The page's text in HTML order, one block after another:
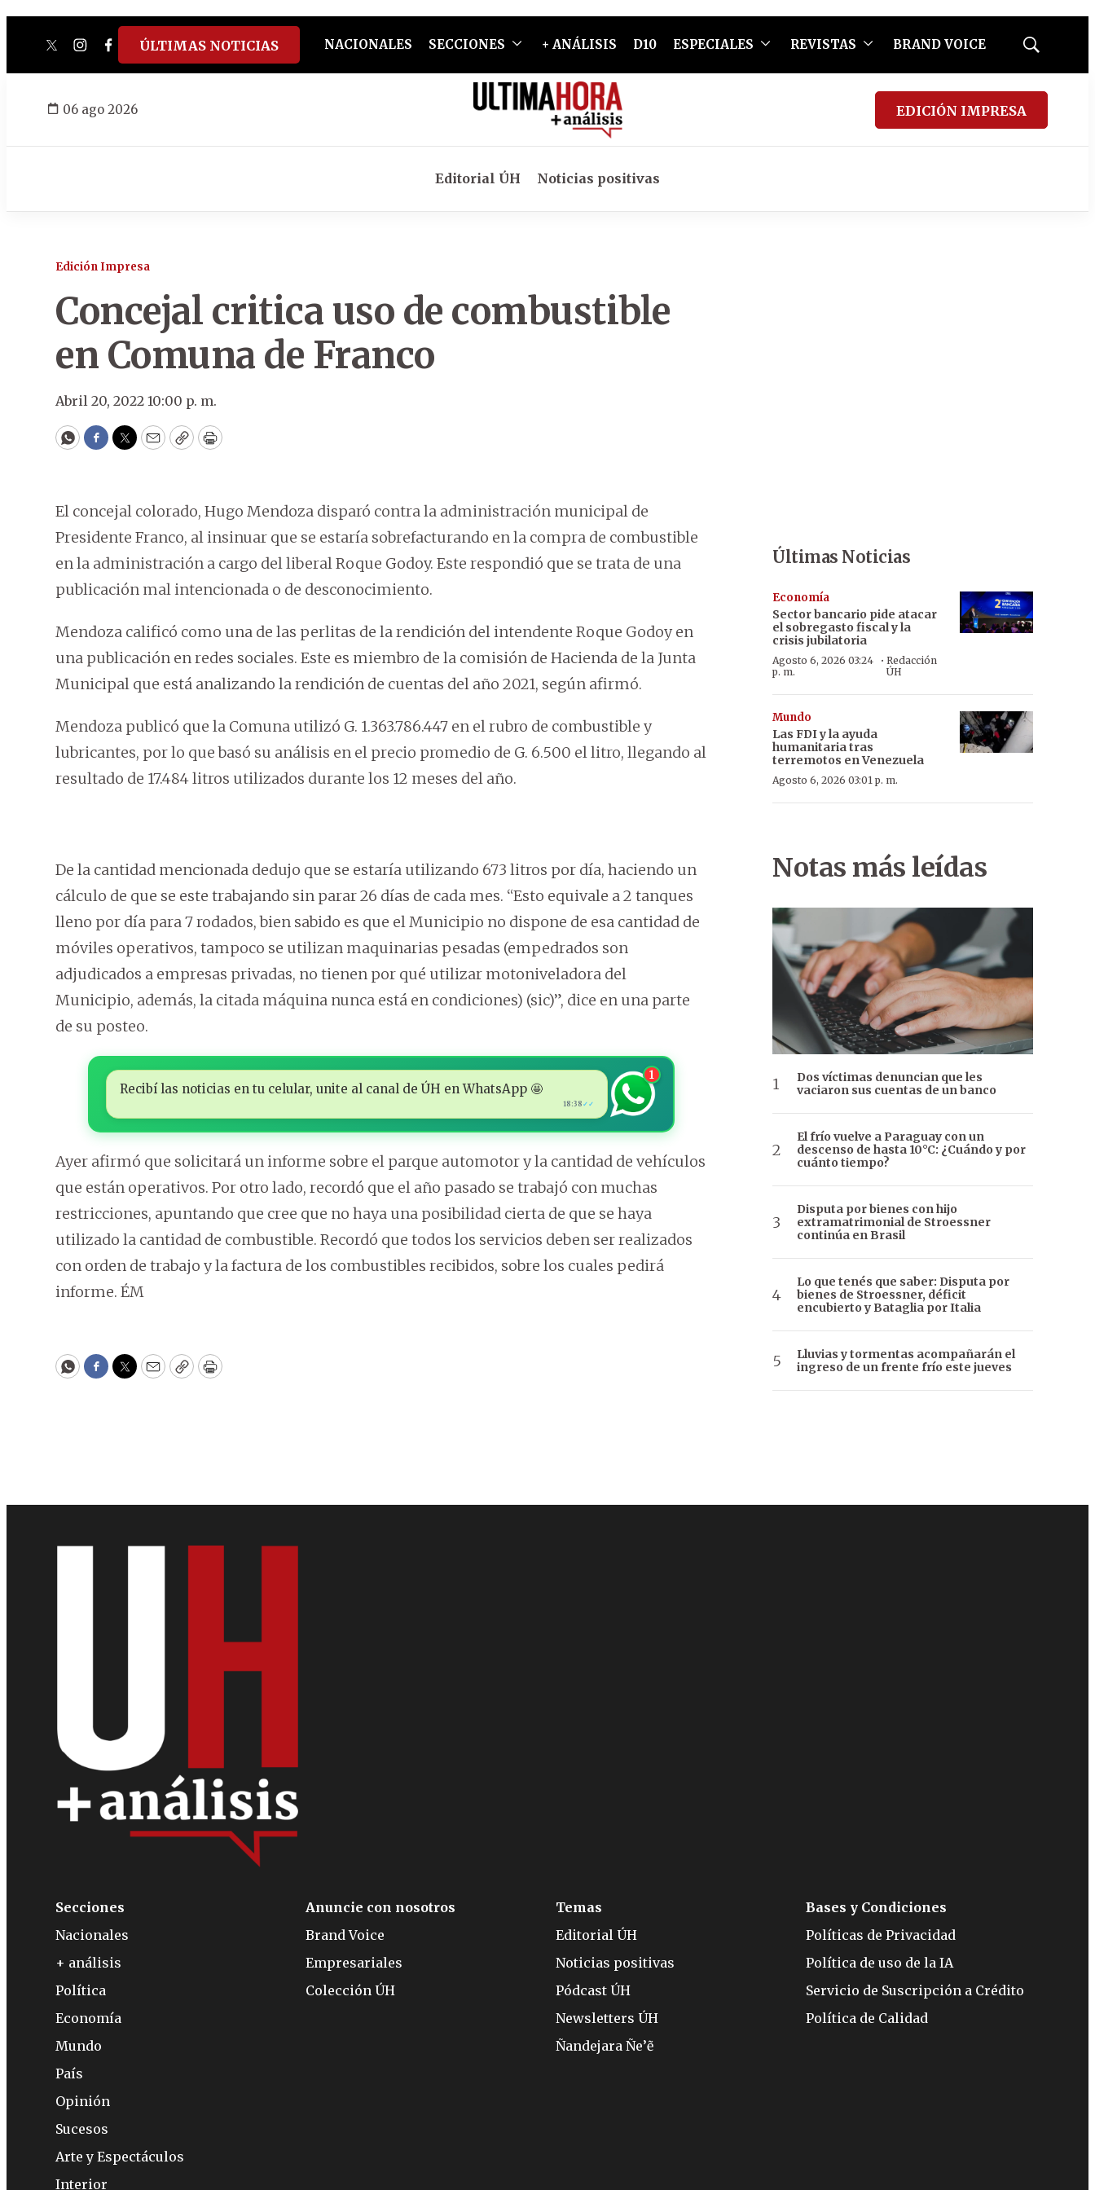
twitterinstagram
facebook
tiktokyoutube
spotify
ÚLTIMAS NOTICIAS NACIONALES SECCIONES + ANÁLISIS D10 ESPECIALES REVISTAS BRAND VOICE
Mostrar
06 ago 2026 EDICIÓN IMPRESA
Editorial ÚH Noticias positivas
Edición Impresa
Concejal critica uso de combustible
en Comuna de Franco
Abril 20, 2022 10:00 p. m.
WhatsApp
Facebook
Twitter
EmailCopyPrint
El concejal colorado, Hugo Mendoza disparó contra la administración municipal de
Presidente Franco, al insinuar que se estaría sobrefacturando en la compra de combustible
en la administración a cargo del liberal Roque Godoy. Este respondió que se trata de una
publicación mal intencionada o de desconocimiento.
Mendoza calificó como una de las perlitas de la rendición del intendente Roque Godoy en
una publicación en redes sociales. Este es miembro de la comisión de Hacienda de la Junta
Municipal que está analizando la rendición de cuentas del año 2021, según afirmó.
Mendoza publicó que la Comuna utilizó G. 1.363.786.447 en el rubro de combustible y
lubricantes, por lo que basó su análisis en el precio promedio de G. 6.500 el litro, llegando al
resultado de 17.484 litros utilizados durante los 12 meses del año.
De la cantidad mencionada dedujo que se estaría utilizando 673 litros por día, haciendo un
cálculo de que se este trabajando sin parar 26 días de cada mes. “Esto equivale a 2 tanques
lleno por día para 7 rodados, bien sabido es que el Municipio no dispone de esa cantidad de
móviles operativos, tampoco se utilizan maquinarias pesadas (empedrados son
adjudicados a empresas privadas, no tienen por qué utilizar motoniveladora del
Municipio, además, la citada máquina nunca está en condiciones) (sic)”, dice en una parte
de su posteo.
Recibí las noticias en tu celular, unite al canal de ÚH en WhatsApp 🤩
18:38 ✓✓
1
Ayer afirmó que solicitará un informe sobre el parque automotor y la cantidad de vehículos
que están operativos. Por otro lado, recordó que el año pasado se trabajó con muchas
restricciones, apuntando que cree que no haya una posibilidad cierta de que se haya
utilizado la cantidad de combustible. Recordó que todos los servicios deben ser realizados
con orden de trabajo y la factura de los combustibles recibidos, sobre los cuales pedirá
informe. ÉM
WhatsApp
Facebook
Twitter
EmailCopyPrint
Últimas Noticias
Economía
Sector bancario pide atacar
el sobregasto fiscal y la
crisis jubilatoria
Agosto 6, 2026 03:24
p. m.
· Redacción
ÚH
Mundo
Las FDI y la ayuda
humanitaria tras
terremotos en Venezuela
Agosto 6, 2026 03:01 p. m.
Notas más leídas
Dos víctimas denuncian que les
vaciaron sus cuentas de un banco
El frío vuelve a Paraguay con un
descenso de hasta 10°C: ¿Cuándo y por
cuánto tiempo?
Disputa por bienes con hijo
extramatrimonial de Stroessner
continúa en Brasil
Lo que tenés que saber: Disputa por
bienes de Stroessner, déficit
encubierto y Bataglia por Italia
Lluvias y tormentas acompañarán el
ingreso de un frente frío este jueves
Secciones
Nacionales
+ análisis
Política
Economía
Mundo
País
Opinión
Sucesos
Arte y Espectáculos
Interior
Anuncie con nosotros
Brand Voice
Empresariales
Colección ÚH
Temas
Editorial ÚH
Noticias positivas
Pódcast ÚH
Newsletters ÚH
Ñandejara Ñe’ẽ
Bases y Condiciones
Políticas de Privacidad
Política de uso de la IA
Servicio de Suscripción a Crédito
Política de Calidad